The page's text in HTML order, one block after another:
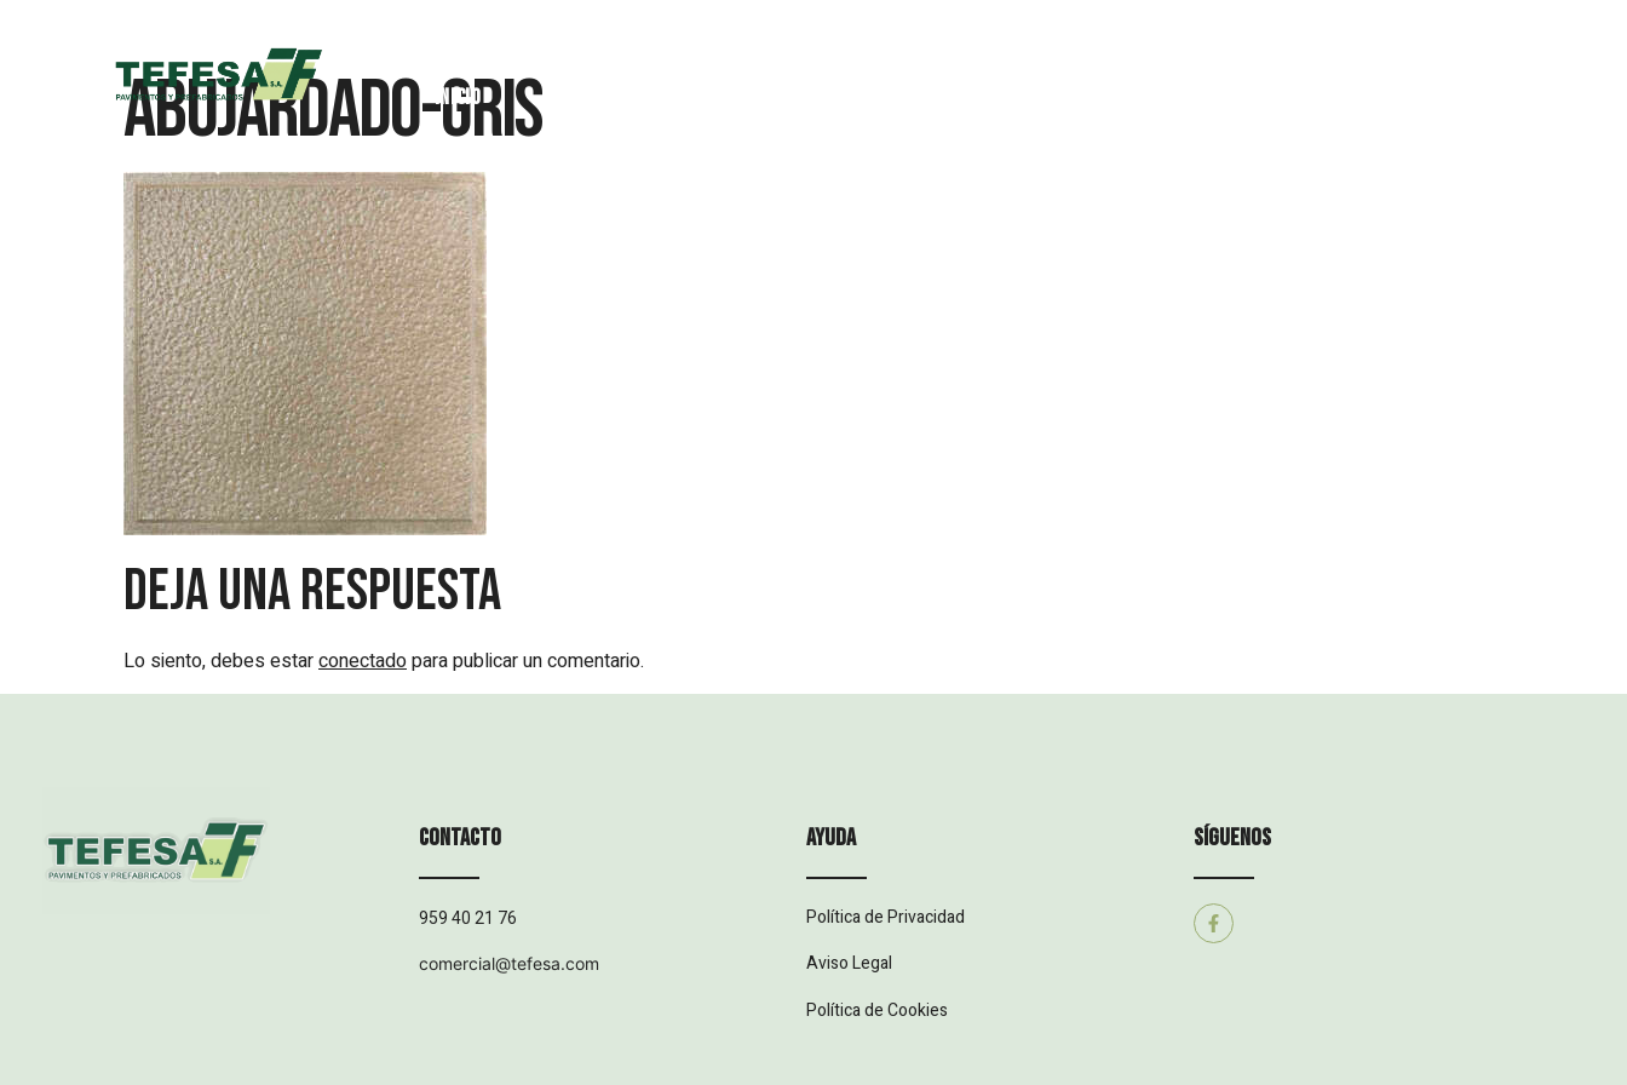
Inicio
Abujardado-Gris
Deja una respuesta
Lo siento, debes estarconectadopara publicar un comentario.
Contacto
959 40 21 76
comercial@tefesa.com
ayuda
Política de Privacidad
Aviso Legal
Política de Cookies
síguenos